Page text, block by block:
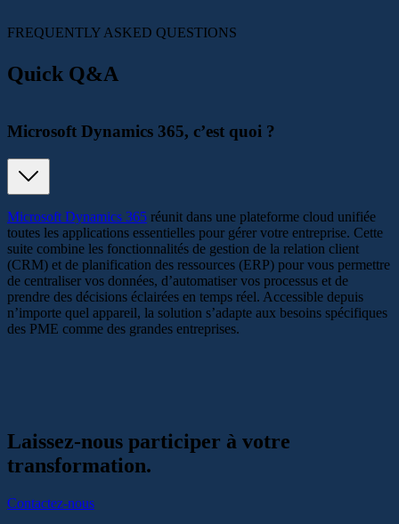
FREQUENTLY ASKED QUESTIONS
Quick Q&A
Microsoft Dynamics 365, c’est quoi ?
Microsoft Dynamics 365 réunit dans une plateforme cloud unifiée
toutes les applications essentielles pour gérer votre entreprise. Cette
suite combine les fonctionnalités de gestion de la relation client
(CRM) et de planification des ressources (ERP) pour vous permettre
de centraliser vos données, d’automatiser vos processus et de
prendre des décisions éclairées en temps réel. Accessible depuis
n’importe quel appareil, la solution s’adapte aux besoins spécifiques
des PME comme des grandes entreprises.
Laissez-nous participer à votre
transformation.
Contactez-nous